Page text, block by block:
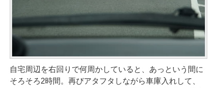
自宅周辺を右回りで何周かしていると、あっという間に
そろそろ2時間。再びアタフタしながら車庫入れして、